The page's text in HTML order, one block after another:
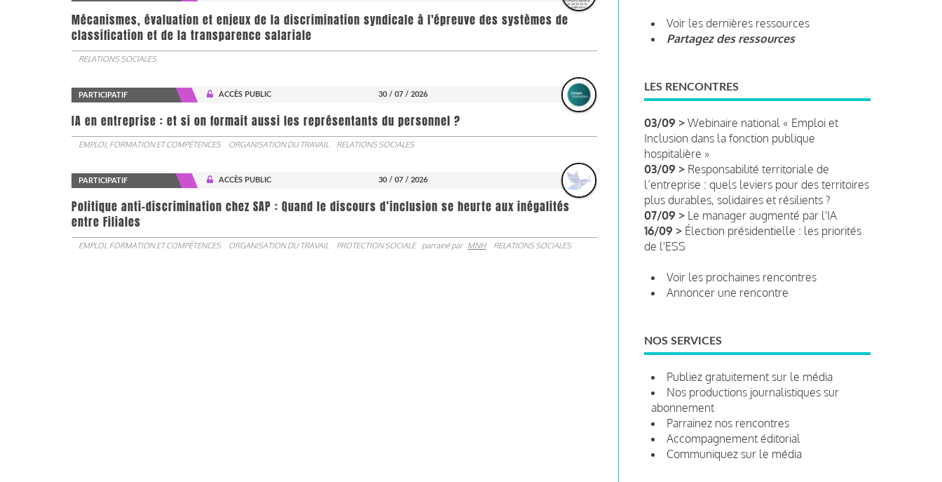
Mécanismes, évaluation et enjeux de la discrimination syndicale à l'épreuve des systèmes de
classification et de la transparence salariale
RELATIONS SOCIALES
PARTICIPATIF ACCÈS PUBLIC 30 / 07 / 2026
IA en entreprise : et si on formait aussi les représentants du personnel ?
EMPLOI, FORMATION ET COMPÉTENCES ORGANISATION DU TRAVAIL RELATIONS SOCIALES
PARTICIPATIF ACCÈS PUBLIC 30 / 07 / 2026
Politique anti-discrimination chez SAP : Quand le discours d’inclusion se heurte aux inégalités
entre Filiales
EMPLOI, FORMATION ET COMPÉTENCES ORGANISATION DU TRAVAIL PROTECTION SOCIALE parrainé par MNH RELATIONS SOCIALES
Voir les dernières ressources
Partagez des ressources
LES RENCONTRES
03/09 > Webinaire national « Emploi et
Inclusion dans la fonction publique
hospitalière »
03/09 > Responsabilité territoriale de
l’entreprise : quels leviers pour des territoires
plus durables, solidaires et résilients ?
07/09 > Le manager augmenté par l'IA
16/09 > Élection présidentielle : les priorités
de l'ESS
Voir les prochaines rencontres
Annoncer une rencontre
NOS SERVICES
Publiez gratuitement sur le média
Nos productions journalistiques sur
abonnement
Parrainez nos rencontres
Accompagnement éditorial
Communiquez sur le média